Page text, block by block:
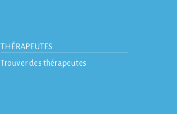
THÉRAPEUTES
Trouver des thérapeutes